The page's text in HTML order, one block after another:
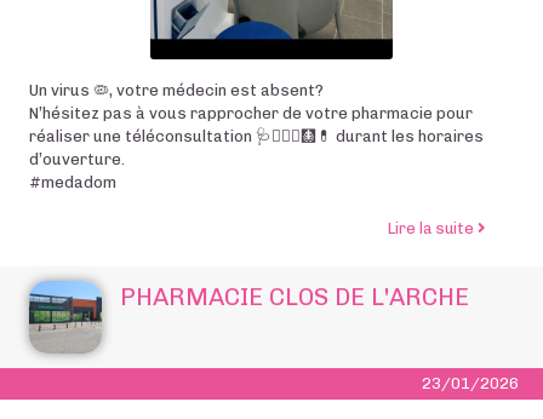
Un virus 🦠, votre médecin est absent?
N’hésitez pas à vous rapprocher de votre pharmacie pour
réaliser une téléconsultation 🩺👩🏻‍⚕️🩻💊 durant les horaires
d’ouverture.
#medadom
Lire la suite de
PHARMACIE CLOS DE L'ARCHE
23/01/2026